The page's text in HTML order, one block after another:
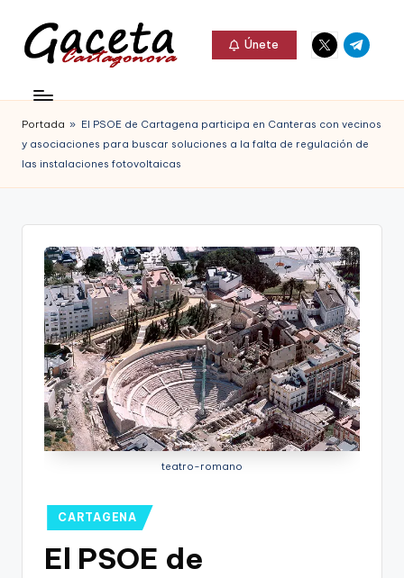
Saltar
contenido
c
e
a
Gaceta
Cartagonova,
La
informa
Cartagena,
Cartagena,
Únete
Elemento
del
Elemento
del
Portada » El PSOE de Cartagena participa en Canteras con vecinos
y asociaciones para buscar soluciones a la falta de regulación de
las instalaciones fotovoltaicas
teatro-romano
Publicado
en
CARTAGENA
El PSOE de